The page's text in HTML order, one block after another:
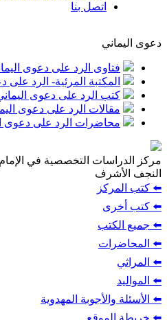
اتصل بنا
دعوى اليماني
فتاوى الرد على دعوى
المكتبة المرئية- الرد على
كتب الرد على دعوى
مقالات الرد على دعوى
محاضرات الرد على دعوى
مركز الدراسات التخصصية في
النجف الأشرف
⬅️ كتب المركز
⬅️ كتب أخرى
⬅️ جميع الكتب
⬅️ المحاضرات
⬅️ المراثي
⬅️ المواليد
⬅️ الأسئلة والأجوبة المهدوية
⬅️ خريطة الموقع